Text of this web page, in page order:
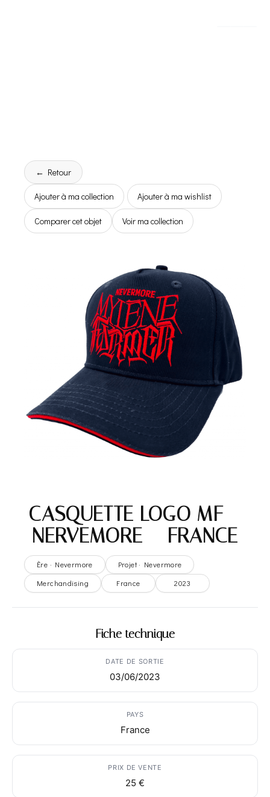
← Retour
Ajouter à ma collection Ajouter à ma wishlist
Comparer cet objet Voir ma collection
CASQUETTE LOGO MF –
NERVEMORE – FRANCE
Ère · Nevermore
Projet · Nevermore
Merchandising
France 2023
Fiche technique
DATE DE SORTIE
03/06/2023
PAYS
France
PRIX DE VENTE
25 €